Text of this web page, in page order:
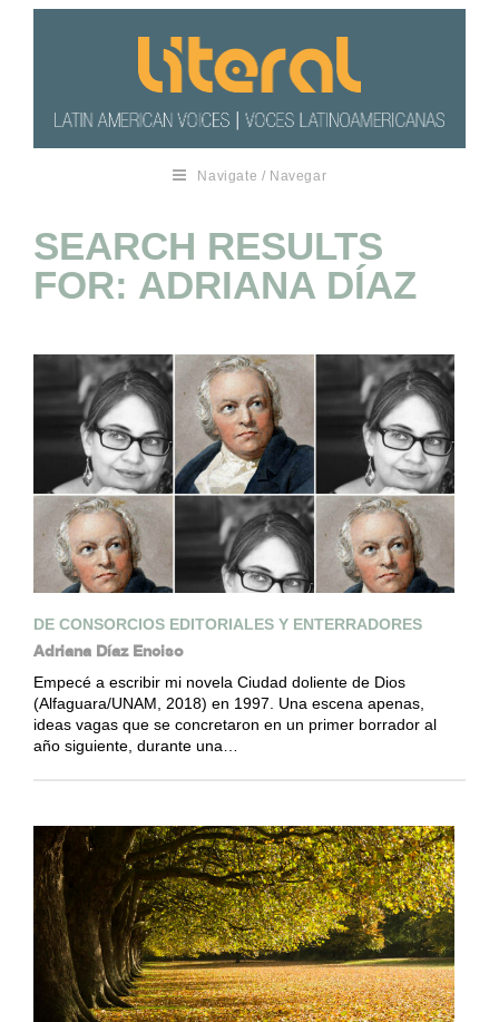
Navigate / Navegar
SEARCH RESULTS
FOR: ADRIANA DÍAZ
DE CONSORCIOS EDITORIALES Y ENTERRADORES
Adriana Díaz Enciso
Empecé a escribir mi novela Ciudad doliente de Dios
(Alfaguara/UNAM, 2018) en 1997. Una escena apenas,
ideas vagas que se concretaron en un primer borrador al
año siguiente, durante una…